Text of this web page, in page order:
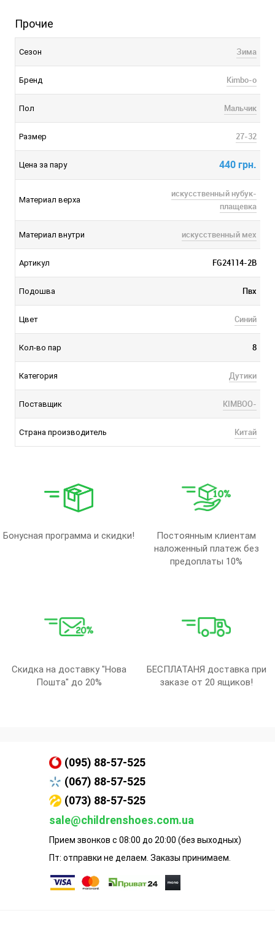
Прочие
Сезон Зима
Бренд Kimbo-o
Пол Мальчик
Размер 27-32
Цена за пару 440 грн.
Материал верха
искусственный нубук-
плащевка
Материал внутри искусственный мех
Артикул FG24114-2B
Подошва Пвх
Цвет Синий
Кол-во пар 8
Категория Дутики
Поставщик KIMBOO-
Страна производитель Китай
Бонусная программа и скидки!
Постоянным клиентам
наложенный платеж без
предоплаты 10%
Скидка на доставку "Нова
Пошта" до 20%
БЕСПЛАТАНЯ доставка при
заказе от 20 ящиков!
(095) 88-57-525
(067) 88-57-525
(073) 88-57-525
sale@childrenshoes.com.ua
Прием звонков с 08:00 до 20:00 (без выходных)
Пт: отправки не делаем. Заказы принимаем.